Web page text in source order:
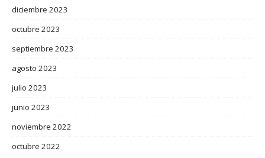
diciembre 2023
octubre 2023
septiembre 2023
agosto 2023
julio 2023
junio 2023
noviembre 2022
octubre 2022